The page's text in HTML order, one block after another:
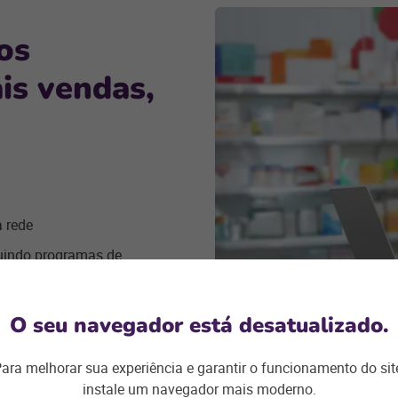
vendas,
rede
programas de
plataforma para
O seu navegador está desatualizado.
melhorar sua experiência e garantir o funcionamento do
instale um navegador mais moderno.